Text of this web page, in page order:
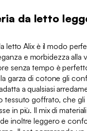
da letto
letto Alix è il modo
e morbidezza alla
senza tempo è
garza di cotone gli
a qualsiasi
tessuto goffrato, che gli
in più. Il mix di
inoltre leggero e